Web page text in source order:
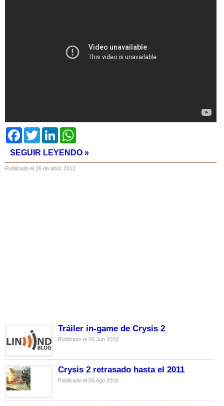
FacebookTwitter LinkedIn
SEGUIR LEYENDO »
Publicado el 26 de abril, 2012
Tráiler in-game de Crysis 2
Publicado el 06 Jun 2010
Crysis 2 retrasado hasta el 2011
Publicado el 04 Ago 2010